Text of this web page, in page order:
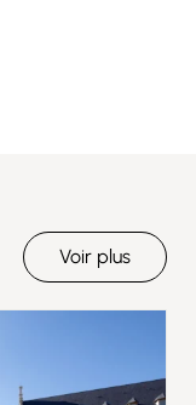
Voir plus